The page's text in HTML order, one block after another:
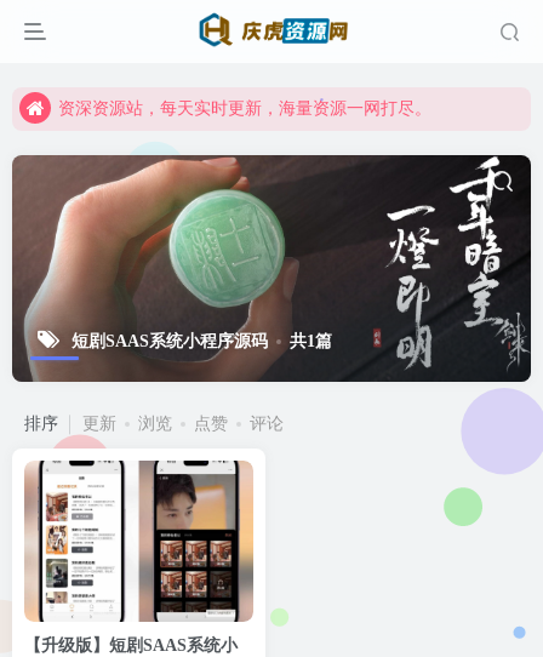
资深资源站，每天实时更新，海量资源一网打尽。
资深资源站，每天实时更新，海量资源一网打尽。
【启明网】找项目 + 低成本创业 + 减少信息差 + 见识各种项目 + 提升网创认知。
短剧SAAS系统小程序源码 共1篇
排序 更新 浏览 点赞 评论
【升级版】短剧SAAS系统小